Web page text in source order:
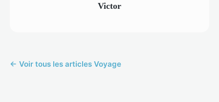
Victor
← Voir tous les articles Voyage